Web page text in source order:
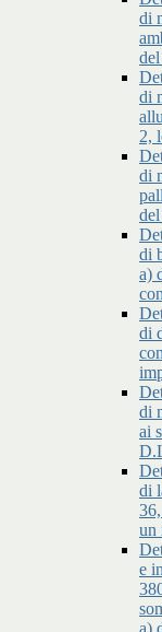
di
di
2,
di
di
a)
di
di
ai
di
un
e